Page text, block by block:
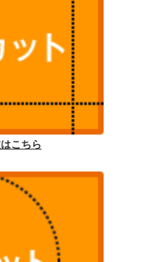
こちら